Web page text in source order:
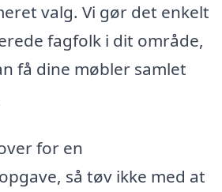
valg. Vi gør det enkelt
fagfolk i dit område,
få dine møbler samlet
for en
så tøv ikke med at